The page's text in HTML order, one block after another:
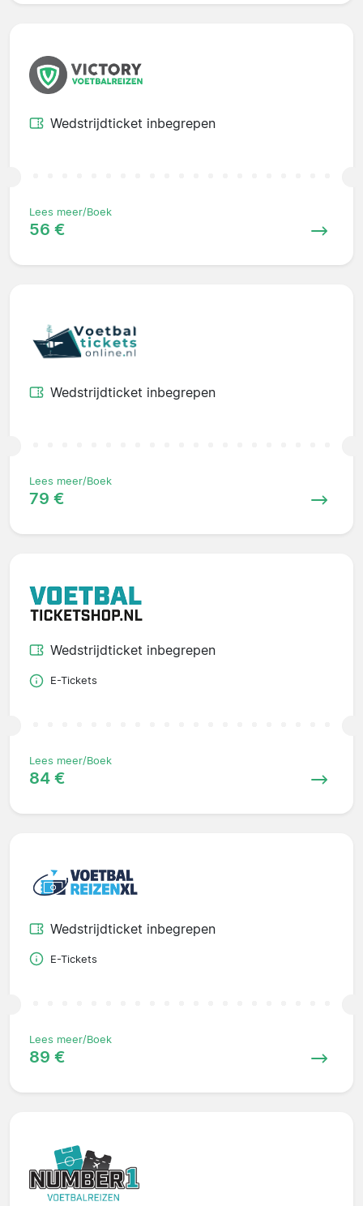
Wedstrijdticket inbegrepen
Lees meer/Boek
56 €
Wedstrijdticket inbegrepen
Lees meer/Boek
79 €
Wedstrijdticket inbegrepen
E-Tickets
Lees meer/Boek
84 €
Wedstrijdticket inbegrepen
E-Tickets
Lees meer/Boek
89 €